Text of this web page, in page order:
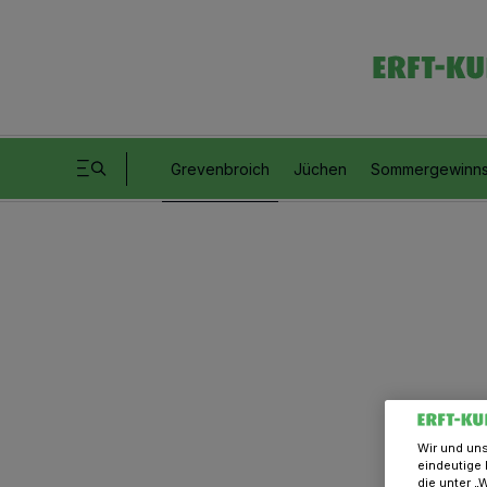
Grevenbroich Jüchen
Wir und
eindeutige
die unter